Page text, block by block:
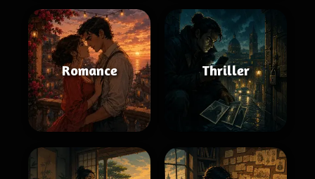
Romance Thriller